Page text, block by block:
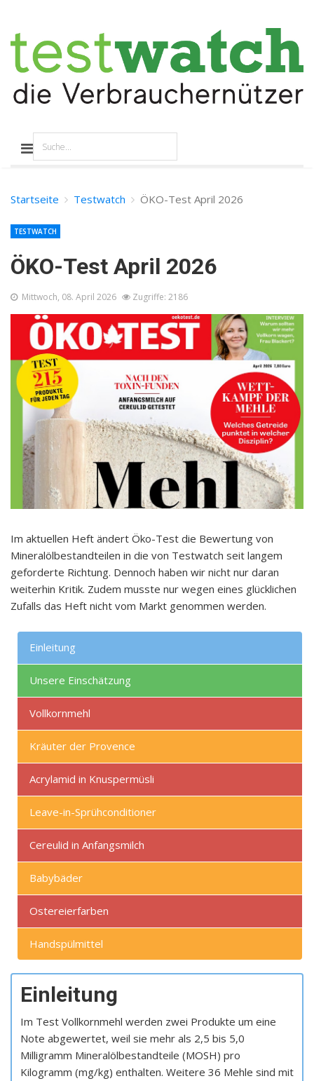
Startseite Testwatch ÖKO-Test April 2026
ÖKO-Test April 2026
TESTWATCH
Mittwoch, 08. April 2026 Zugriffe: 2186
Im aktuellen Heft ändert Öko-Test die Bewertung von
Mineralölbestandteilen in die von Testwatch seit langem
geforderte Richtung. Dennoch haben wir nicht nur daran
weiterhin Kritik. Zudem musste nur wegen eines glücklichen
Zufalls das Heft nicht vom Markt genommen werden.
Einleitung
Unsere Einschätzung
Vollkornmehl
Kräuter der Provence
Acrylamid in Knuspermüsli
Leave-in-Sprühconditioner
Cereulid in Anfangsmilch
Babybäder
Ostereierfarben
Handspülmittel
Einleitung
Im Test Vollkornmehl werden zwei Produkte um eine
Note abgewertet, weil sie mehr als 2,5 bis 5,0
Milligramm Mineralölbestandteile (MOSH) pro
Kilogramm (mg/kg) enthalten. Weitere 36 Mehle sind mit